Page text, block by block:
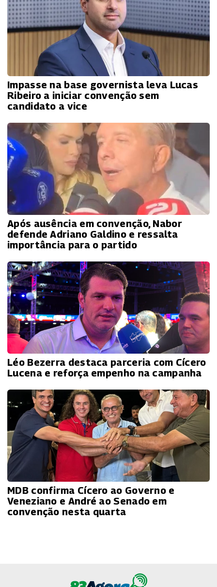
Impasse na base governista leva Lucas
Ribeiro a iniciar convenção sem
candidato a vice
Após ausência em convenção, Nabor
defende Adriano Galdino e ressalta
importância para o partido
Léo Bezerra destaca parceria com Cícero
Lucena e reforça empenho na campanha
MDB confirma Cícero ao Governo e
Veneziano e André ao Senado em
convenção nesta quarta